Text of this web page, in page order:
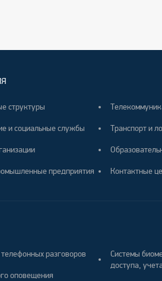
структуры
и социальные службы
предприятия
Транспорт и
Контактные
разговоров
оповещения
Системы
доступа,